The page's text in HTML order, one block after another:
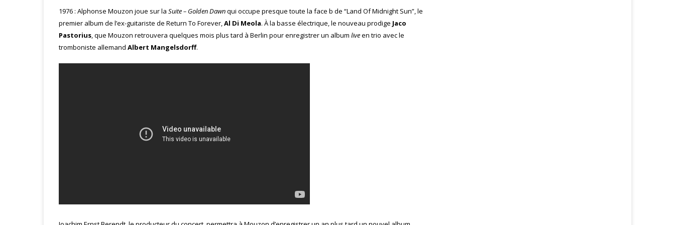
1976 : Alphonse Mouzon joue sur la Suite – Golden Dawnqui occupe presque toute la face b de “Land Of Midnight Sun”, le
premier album de l’ex-guitariste de Return To Forever,Al Di Meola. À la basse électrique, le nouveau prodige Jaco
Pastorius, que Mouzon retrouvera quelques mois plus tard à Berlin pour enregistrer un album liveen trio avec le
tromboniste allemand Albert Mangelsdorff.